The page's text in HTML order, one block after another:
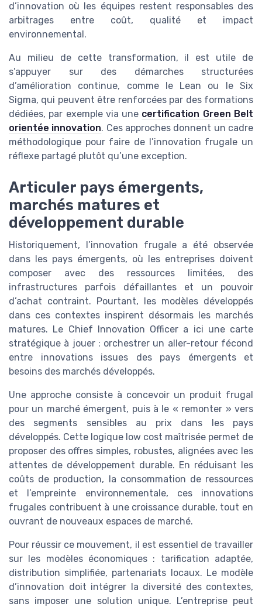
d’innovation où les équipes restent responsables des
arbitrages entre coût, qualité et impact
environnemental.
Au milieu de cette transformation, il est utile de
s’appuyer sur des démarches structurées
d’amélioration continue, comme le Lean ou le Six
Sigma, qui peuvent être renforcées par des formations
dédiées, par exemple via une certification Green Belt
orientée innovation. Ces approches donnent un cadre
méthodologique pour faire de l’innovation frugale un
réflexe partagé plutôt qu’une exception.
Articuler pays émergents,
marchés matures et
développement durable
Historiquement, l’innovation frugale a été observée
dans les pays émergents, où les entreprises doivent
composer avec des ressources limitées, des
infrastructures parfois défaillantes et un pouvoir
d’achat contraint. Pourtant, les modèles développés
dans ces contextes inspirent désormais les marchés
matures. Le Chief Innovation Officer a ici une carte
stratégique à jouer : orchestrer un aller-retour fécond
entre innovations issues des pays émergents et
besoins des marchés développés.
Une approche consiste à concevoir un produit frugal
pour un marché émergent, puis à le « remonter » vers
des segments sensibles au prix dans les pays
développés. Cette logique low cost maîtrisée permet de
proposer des offres simples, robustes, alignées avec les
attentes de développement durable. En réduisant les
coûts de production, la consommation de ressources
et l’empreinte environnementale, ces innovations
frugales contribuent à une croissance durable, tout en
ouvrant de nouveaux espaces de marché.
Pour réussir ce mouvement, il est essentiel de travailler
sur les modèles économiques : tarification adaptée,
distribution simplifiée, partenariats locaux. Le modèle
d’innovation doit intégrer la diversité des contextes,
sans imposer une solution unique. L’entreprise peut